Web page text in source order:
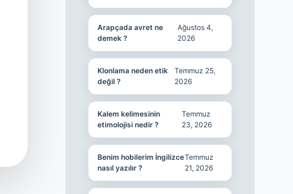
Arapçada avret ne
demek ?
Ağustos 4,
2026
Klonlama neden etik
değil ?
Temmuz 25,
2026
Kalem kelimesinin
etimolojisi nedir ?
Temmuz
23, 2026
Benim hobilerim İngilizce
nasıl yazılır ?
Temmuz
21, 2026